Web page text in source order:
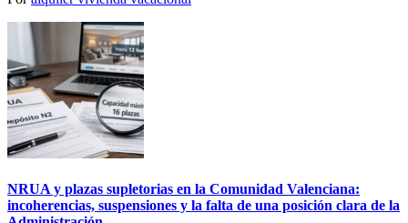
NRUA y plazas supletorias en la Comunidad Valenciana:
incoherencias, suspensiones y la falta de una posición clara de la